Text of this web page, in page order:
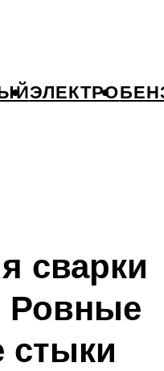
ЭЛЕКТРО
сварки
Ровные
стыки